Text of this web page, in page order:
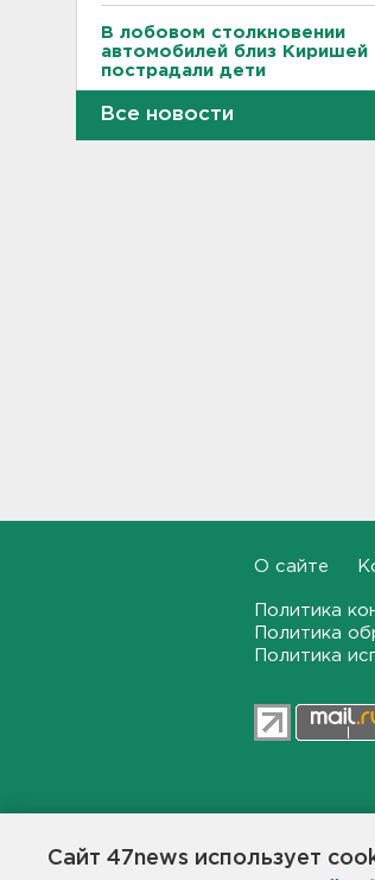
Сайт 47news использует
В лобовом столкновении
автомобилей близ Киришей
пострадали дети
Борьба с огнем на
терриконе в Сланцах
приносит результаты
Как не наткнуться на грибы-
По программе "Земский
Все новости
О сайте
Политика
Политика
Политика
Создатели